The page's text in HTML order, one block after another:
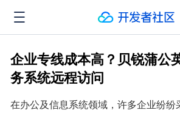
企业专线成本高？贝锐蒲公
务系统远程访问
在办公及信息系统领域，许多企业纷纷